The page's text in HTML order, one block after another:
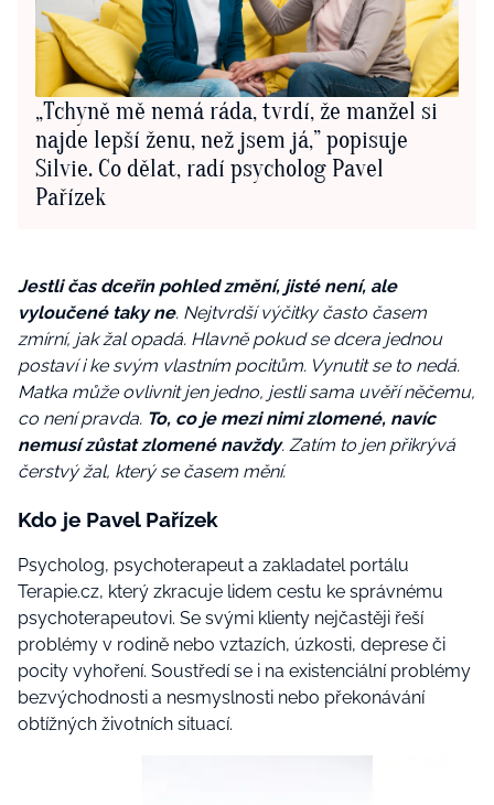
„Tchyně mě nemá ráda, tvrdí, že manžel si
najde lepší ženu, než jsem já,” popisuje
Silvie. Co dělat, radí psycholog Pavel
Pařízek
Jestli čas dceřin pohled změní, jisté není, ale
vyloučené taky ne. Nejtvrdší výčitky často časem
zmírní, jak žal opadá. Hlavně pokud se dcera jednou
postaví i ke svým vlastním pocitům. Vynutit se to nedá.
Matka může ovlivnit jen jedno, jestli sama uvěří něčemu,
co není pravda. To, co je mezi nimi zlomené, navíc
nemusí zůstat zlomené navždy. Zatím to jen přikrývá
čerstvý žal, který se časem mění.
Kdo je Pavel Pařízek
Psycholog, psychoterapeut a zakladatel portálu
Terapie.cz, který zkracuje lidem cestu ke správnému
psychoterapeutovi. Se svými klienty nejčastěji řeší
problémy v rodině nebo vztazích, úzkosti, deprese či
pocity vyhoření. Soustředí se i na existenciální problémy
bezvýchodnosti a nesmyslnosti nebo překonávání
obtížných životních situací.